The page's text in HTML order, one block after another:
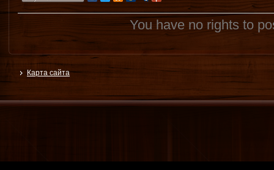
You have no rights to
Карта сайта